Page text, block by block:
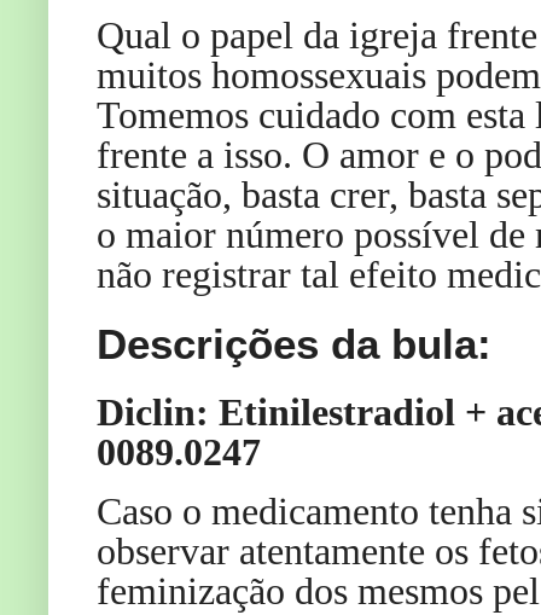
Qual o papel da igreja
muitos homossexuais
Tomemos cuidado com
frente a isso. O amor e o
situação, basta crer, basta
o maior número possível de
não registrar tal efeito
Descrições da bula:
Diclin: Etinilestradiol +
0089.0247
Caso o medicamento tenha
observar atentamente os
feminização dos mesmos